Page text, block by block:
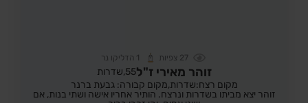
27 צפיות 1 הדליקו נר
זוהר מאירי ז"ל55, שדרות
מקום רצח:שדרות,מקום קבורה: גבעת ברנר
זוהר יצא מביתו בשדרות ונרצח. הותיר אחריו אישה ושתי בנות, אם